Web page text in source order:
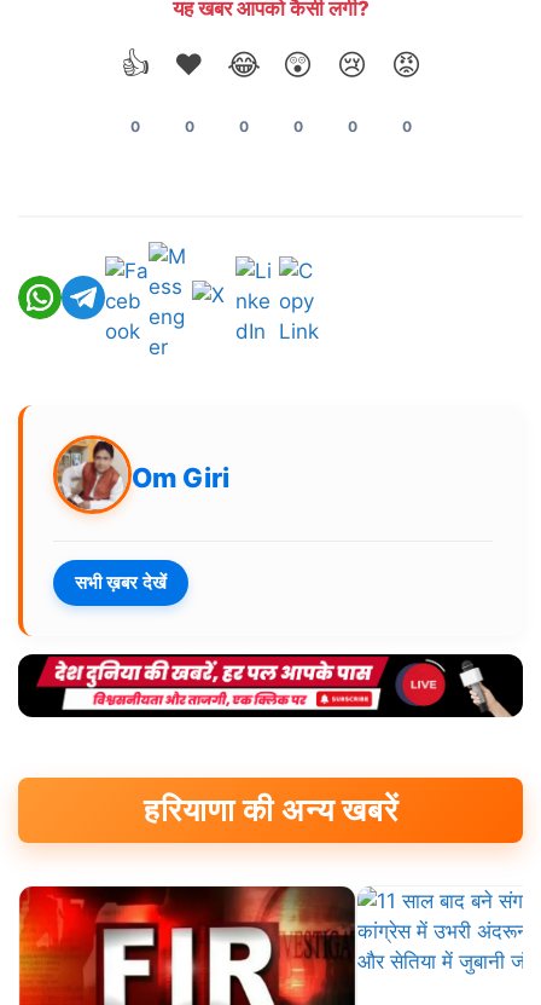
यह खबर आपको कैसी लगी?
👍
0
❤️
0
😂
0
😲
0
😢
0
😡
0
Om Giri
सभी ख़बर देखें
हरियाणा की अन्य खबरें